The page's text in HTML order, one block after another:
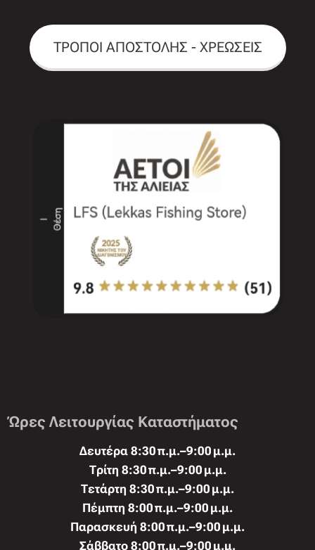
ΤΡΟΠΟΙ ΑΠΟΣΤΟΛΗΣ - ΧΡΕΩΣΕΙΣ
Ώρες Λειτουργίας Καταστήματος
Δευτέρα 8:30 π.μ.–9:00 μ.μ.
Τρίτη 8:30 π.μ.–9:00 μ.μ.
Τετάρτη 8:30 π.μ.–9:00 μ.μ.
Πέμπτη 8:00 π.μ.–9:00 μ.μ.
Παρασκευή 8:00 π.μ.–9:00 μ.μ.
Σάββατο 8:00 π.μ.–9:00 μ.μ.